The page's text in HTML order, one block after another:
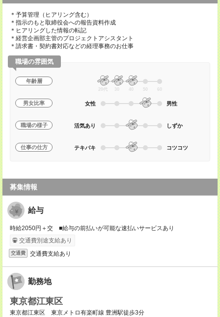
＊予算管理（ヒアリング含む）
＊指示のもと取締役会への報告資料作成
＊ヒアリングした情報の転記
＊経営企画部主管のプロジェクトアシスタント
＊請求書・契約書対応などの経理事務のお仕事
職場の雰囲気
年齢層
20代 30 40 50 60
男女比率 女性 男性
職場の様子 活気あり しずか
仕事の仕方 テキパキ コツコツ
募集情報
給与
時給2050円＋交 ■給与の前払いが可能な速払いサービスあり
交通費別途支給あり
交通費 交通費支給あり
勤務地
東京都江東区
東京都江東区 東京メトロ有楽町線 豊洲駅徒歩3分